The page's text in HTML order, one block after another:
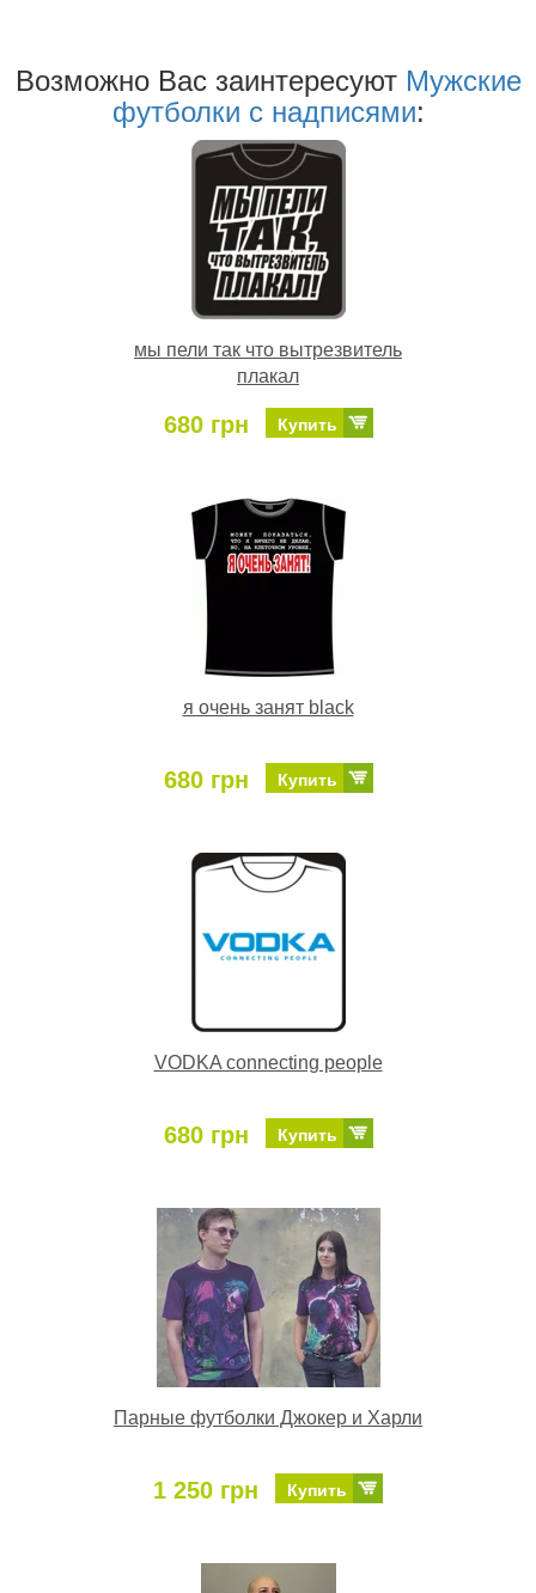
Возможно Ваc заинтересуют Мужские
футболки с надписями:
мы пели так что вытрезвитель
плакал
680 грн Купить
я очень занят black
680 грн Купить
VODKA connecting people
680 грн Купить
Парные футболки Джокер и Харли
1 250 грн Купить